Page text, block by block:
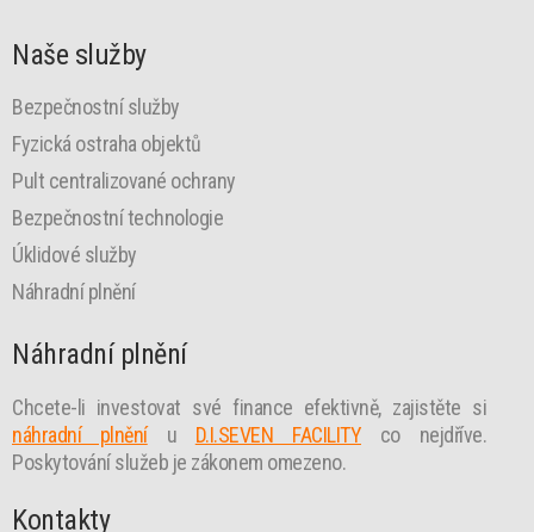
Naše služby
Bezpečnostní služby
Fyzická ostraha objektů
Pult centralizované ochrany
Bezpečnostní technologie
Úklidové služby
Náhradní plnění
Náhradní plnění
Chcete-li investovat své finance efektivně, zajistěte si
náhradní plněníu D.I.SEVEN FACILITY co nejdříve.
Poskytování služeb je zákonem omezeno.
Kontakty